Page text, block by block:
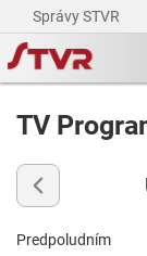
Správy STVR
TV
Predpoludním